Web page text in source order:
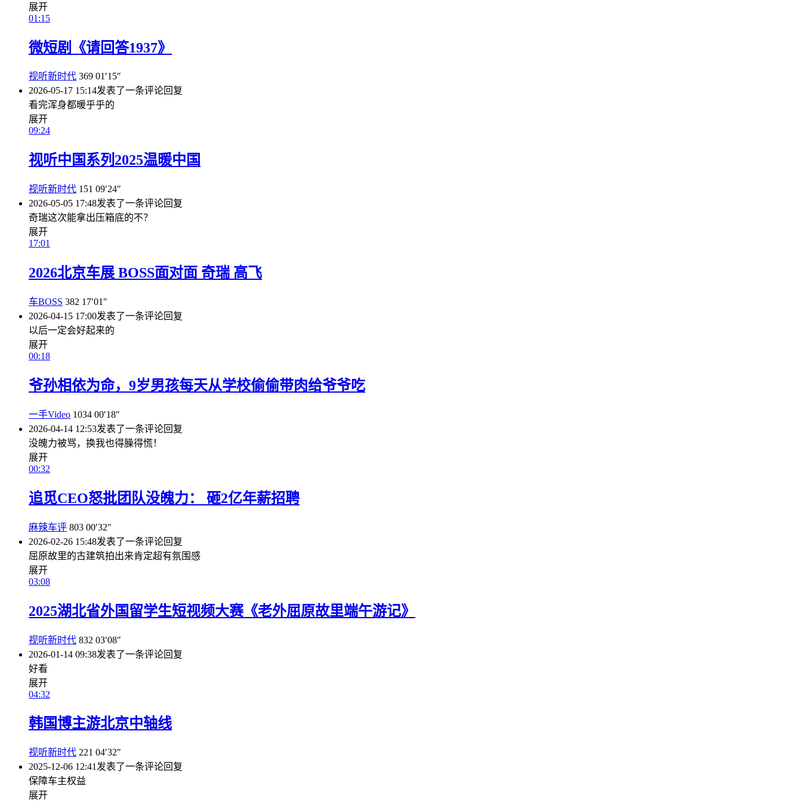
展开
01:15
微短剧《请回答1937》
视听新时代 369 01′15″
2026-05-17 15:14发表了一条评论回复
看完浑身都暖乎乎的
展开
09:24
视听中国系列2025温暖中国
视听新时代 151 09′24″
2026-05-05 17:48发表了一条评论回复
奇瑞这次能拿出压箱底的不？
展开
17:01
2026北京车展 BOSS面对面 奇瑞 高飞
车BOSS 382 17′01″
2026-04-15 17:00发表了一条评论回复
以后一定会好起来的
展开
00:18
爷孙相依为命，9岁男孩每天从学校偷偷带肉给爷爷吃
一手Video 1034 00′18″
2026-04-14 12:53发表了一条评论回复
没魄力被骂，换我也得臊得慌！
展开
00:32
追觅CEO怒批团队没魄力： 砸2亿年薪招聘
麻辣车评 803 00′32″
2026-02-26 15:48发表了一条评论回复
屈原故里的古建筑拍出来肯定超有氛围感
展开
03:08
2025湖北省外国留学生短视频大赛《老外屈原故里端午游记》
视听新时代 832 03′08″
2026-01-14 09:38发表了一条评论回复
好看
展开
04:32
韩国博主游北京中轴线
视听新时代 221 04′32″
2025-12-06 12:41 发表了一条评论回复
保障车主权益
展开